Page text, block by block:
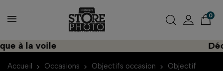
0
à la voile
Accueil Occasions Objectifs occasion
Objectif